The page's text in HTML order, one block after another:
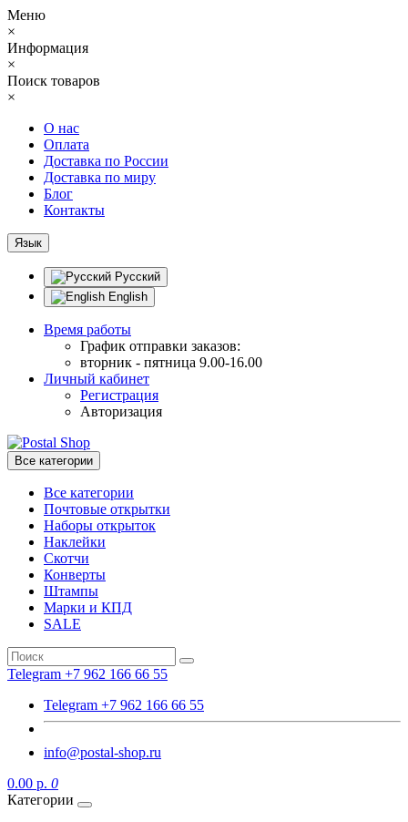
Меню
×
Информация
×
Поиск товаров
×
О нас
Оплата
Доставка по России
Доставка по миру
Блог
Контакты
Язык
Русский
English
Время работы
График отправки заказов:
вторник - пятница 9.00-16.00
Личный кабинет
Регистрация
Авторизация
Все категории
Все категории
Почтовые открытки
Наборы открыток
Наклейки
Скотчи
Конверты
Штампы
Марки и КПД
SALE
Telegram +7 962 166 66 55
Telegram +7 962 166 66 55
info@postal-shop.ru
0.00 р. 0
Категории